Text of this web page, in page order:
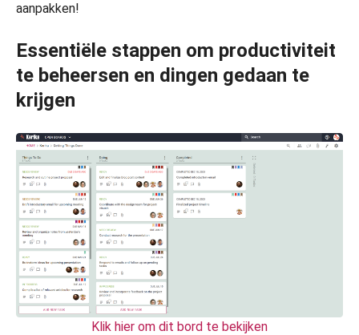
aanpakken!
Essentiële stappen om productiviteit
te beheersen en dingen gedaan te
krijgen
Klik hier om dit bord te bekijken